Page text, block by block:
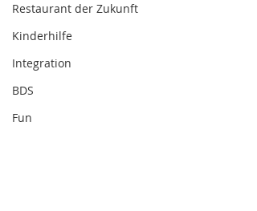
Restaurant der Zukunft
Kinderhilfe
Integration
BDS
Fun